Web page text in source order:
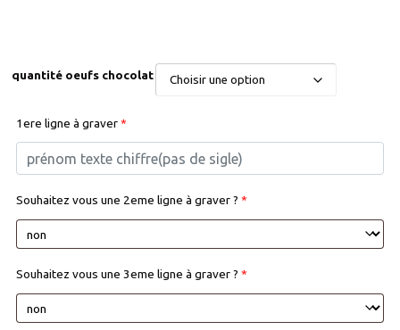
quantité oeufs chocolat
1ere ligne à graver*
Souhaitez vous une 2eme ligne à graver ? *
Souhaitez vous une 3eme ligne à graver ? *